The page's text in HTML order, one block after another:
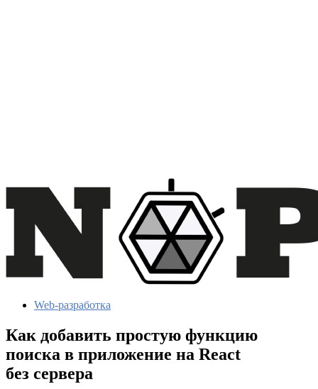
Web-разработка
Как добавить простую функцию
поиска в приложение на React
без сервера